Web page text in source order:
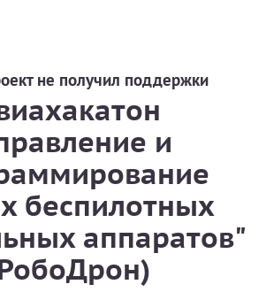
не получил поддержки
и
беспилотных
аппаратов"